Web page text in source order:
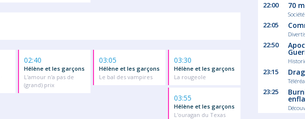
02:40
Hélène et les garçons
L'amour n'a pas de
(grand) prix
03:05
Hélène et les garçons
Le bal des vampires
03:30
Hélène et les garçons
La rougeole
03:55
Hélène et les garçons
L'ouragan du Texas
22:00 70
22:05
22:50
23:15
23:25